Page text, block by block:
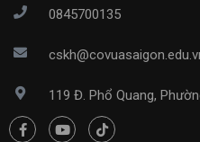
0845700135
119 Đ. Phổ Quang,